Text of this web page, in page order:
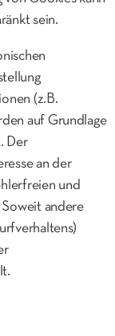
sein.
(z.B.
auf Grundlage
Der
an der
und
andere